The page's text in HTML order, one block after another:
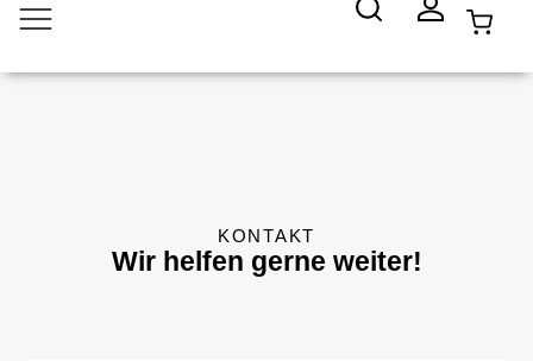
KONTAKT
Wir helfen gerne weiter!